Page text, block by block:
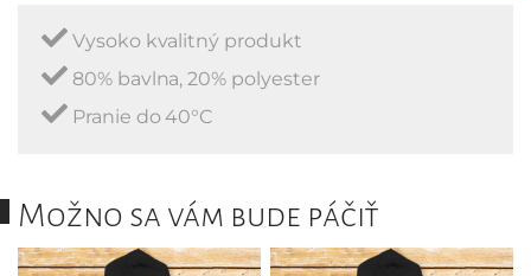
Vysoko kvalitný produkt
80% bavlna, 20% polyester
Pranie do 40°C
Možno sa vám bude páčiť